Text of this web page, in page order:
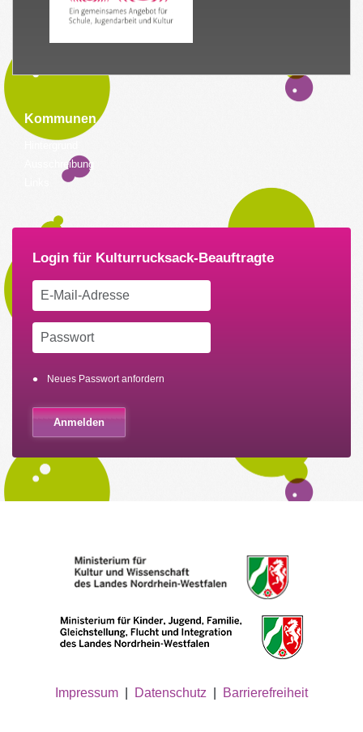
Kommunen
Hintergrund
Ausschreibung
Neues Passwort anfordern
Impressum Datenschutz Barrierefreiheit